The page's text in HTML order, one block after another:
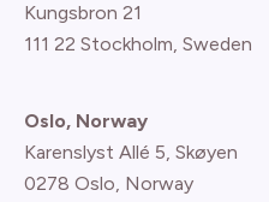
Kungsbron 21
111 22 Stockholm, Sweden
Oslo, Norway
Karenslyst Allé 5, Skøyen
0278 Oslo, Norway